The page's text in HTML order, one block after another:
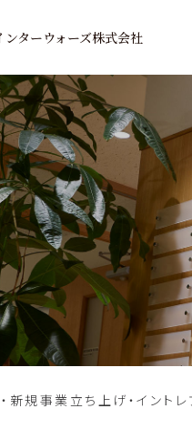
ンターウォーズ株式会社
新規事業立ち上げ・イント